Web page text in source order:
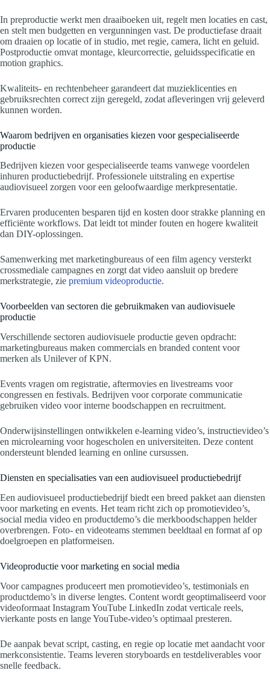
In preproductie werkt men draaiboeken uit, regelt men locaties en cast,
en stelt men budgetten en vergunningen vast. De productiefase draait
om draaien op locatie of in studio, met regie, camera, licht en geluid.
Postproductie omvat montage, kleurcorrectie, geluidsspecificatie en
motion graphics.
Kwaliteits- en rechtenbeheer garandeert dat muzieklicenties en
gebruiksrechten correct zijn geregeld, zodat afleveringen vrij geleverd
kunnen worden.
Waarom bedrijven en organisaties kiezen voor gespecialiseerde
productie
Bedrijven kiezen voor gespecialiseerde teams vanwege voordelen
inhuren productiebedrijf. Professionele uitstraling en expertise
audiovisueel zorgen voor een geloofwaardige merkpresentatie.
Ervaren producenten besparen tijd en kosten door strakke planning en
efficiënte workflows. Dat leidt tot minder fouten en hogere kwaliteit
dan DIY-oplossingen.
Samenwerking met marketingbureaus of een film agency versterkt
crossmediale campagnes en zorgt dat video aansluit op bredere
merkstrategie, zie premium videoproductie.
Voorbeelden van sectoren die gebruikmaken van audiovisuele
productie
Verschillende sectoren audiovisuele productie geven opdracht:
marketingbureaus maken commercials en branded content voor
merken als Unilever of KPN.
Events vragen om registratie, aftermovies en livestreams voor
congressen en festivals. Bedrijven voor corporate communicatie
gebruiken video voor interne boodschappen en recruitment.
Onderwijsinstellingen ontwikkelen e-learning video’s, instructievideo’s
en microlearning voor hogescholen en universiteiten. Deze content
ondersteunt blended learning en online cursussen.
Diensten en specialisaties van een audiovisueel productiebedrijf
Een audiovisueel productiebedrijf biedt een breed pakket aan diensten
voor marketing en events. Het team richt zich op promotievideo’s,
social media video en productdemo’s die merkboodschappen helder
overbrengen. Foto- en videoteams stemmen beeldtaal en format af op
doelgroepen en platformeisen.
Videoproductie voor marketing en social media
Voor campagnes produceert men promotievideo’s, testimonials en
productdemo’s in diverse lengtes. Content wordt geoptimaliseerd voor
videoformaat Instagram YouTube LinkedIn zodat verticale reels,
vierkante posts en lange YouTube-video’s optimaal presteren.
De aanpak bevat script, casting, en regie op locatie met aandacht voor
merkconsistentie. Teams leveren storyboards en testdeliverables voor
snelle feedback.